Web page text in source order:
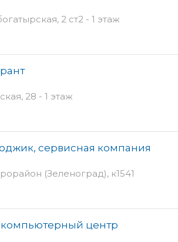
2 ст2 - 1 этаж
28 - 1 этаж
сервисная компания
(Зеленоград), к1541
центр